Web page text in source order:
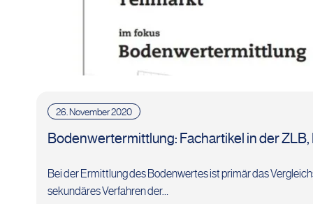
26. November 2020
Bodenwertermittlung: Fachartikel in der
Bei der Ermittlung des Bodenwertes ist primär das
sekundäres Verfahren der…